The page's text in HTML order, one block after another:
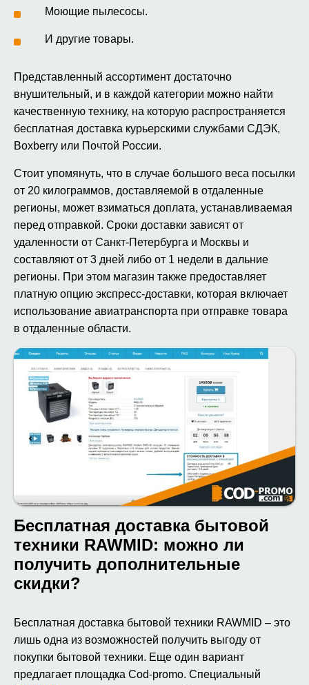
Моющие пылесосы.
И другие товары.
Представленный ассортимент достаточно
внушительный, и в каждой категории можно найти
качественную технику, на которую распространяется
бесплатная доставка курьерскими службами СДЭК,
Boxberry или Почтой России.
Стоит упомянуть, что в случае большого веса посылки
от 20 килограммов, доставляемой в отдаленные
регионы, может взиматься доплата, устанавливаемая
перед отправкой. Сроки доставки зависят от
удаленности от Санкт-Петербурга и Москвы и
составляют от 3 дней либо от 1 недели в дальние
регионы. При этом магазин также предоставляет
платную опцию экспресс-доставки, которая включает
использование авиатранспорта при отправке товара
в отдаленные области.
Бесплатная доставка бытовой
техники RAWMID: можно ли
получить дополнительные
скидки?
Бесплатная доставка бытовой техники RAWMID – это
лишь одна из возможностей получить выгоду от
покупки бытовой техники. Еще один вариант
предлагает площадка Cod-promo. Специальный